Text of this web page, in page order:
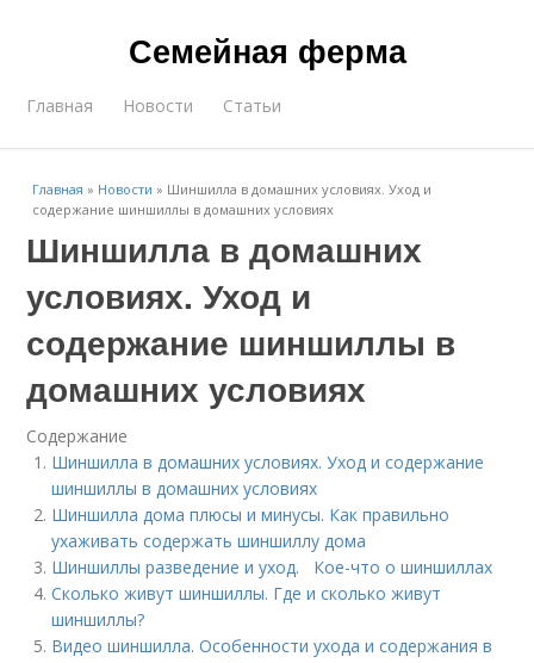
Семейная ферма
Главная Новости Статьи
Главная » Новости » Шиншилла в домашних условиях. Уход и
содержание шиншиллы в домашних условиях
Шиншилла в домашних
условиях. Уход и
содержание шиншиллы в
домашних условиях
Содержание
Шиншилла в домашних условиях. Уход и содержание
шиншиллы в домашних условиях
Шиншилла дома плюсы и минусы. Как правильно
ухаживать содержать шиншиллу дома
Шиншиллы разведение и уход. Кое-что о шиншиллах
Сколько живут шиншиллы. Где и сколько живут
шиншиллы?
Видео шиншилла. Особенности ухода и содержания в